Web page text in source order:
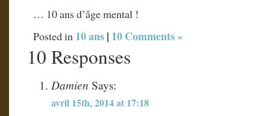
… 10 ans d’âge mental !
Posted in 10 ans| 10 Comments »
10 Responses
Damien Says:
avril 15th, 2014 at 17:18